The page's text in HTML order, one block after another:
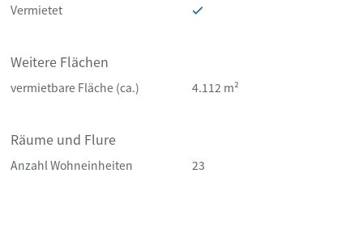
Vermietet
Weitere Flächen
vermietbare Fläche (ca.) 4.112 m²
Räume und Flure
Anzahl Wohneinheiten 23